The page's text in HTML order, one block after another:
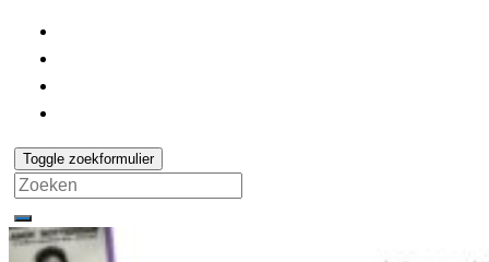
Toggle zoekformulier
Search
for: